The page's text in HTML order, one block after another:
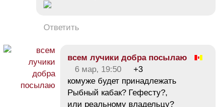
Ответить
всем лучики добра посылаю
6 мар, 19:50
+3
комуже будет принадлежать
Рыбный кабак? Гефесту?,
или реальному владельцу?